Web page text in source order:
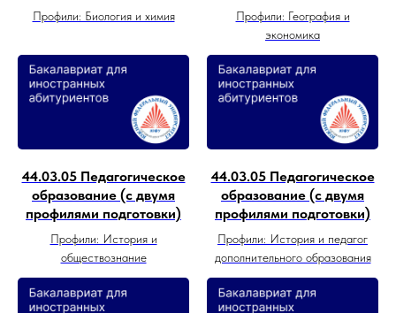
Профили: Биология и химия
Профили: География и
экономика
44.03.05 Педагогическое
образование (с двумя
профилями подготовки)
Профили: История и
обществознание
44.03.05 Педагогическое
образование (с двумя
профилями подготовки)
Профили: История и педагог
дополнительного образования